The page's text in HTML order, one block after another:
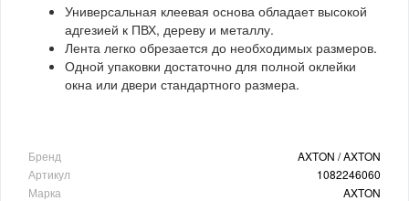
Универсальная клеевая основа обладает высокой
адгезией к ПВХ, дереву и металлу.
Лента легко обрезается до необходимых размеров.
Одной упаковки достаточно для полной оклейки
окна или двери стандартного размера.
Бренд
AXTON / AXTON
Артикул
1082246060
Марка
AXTON